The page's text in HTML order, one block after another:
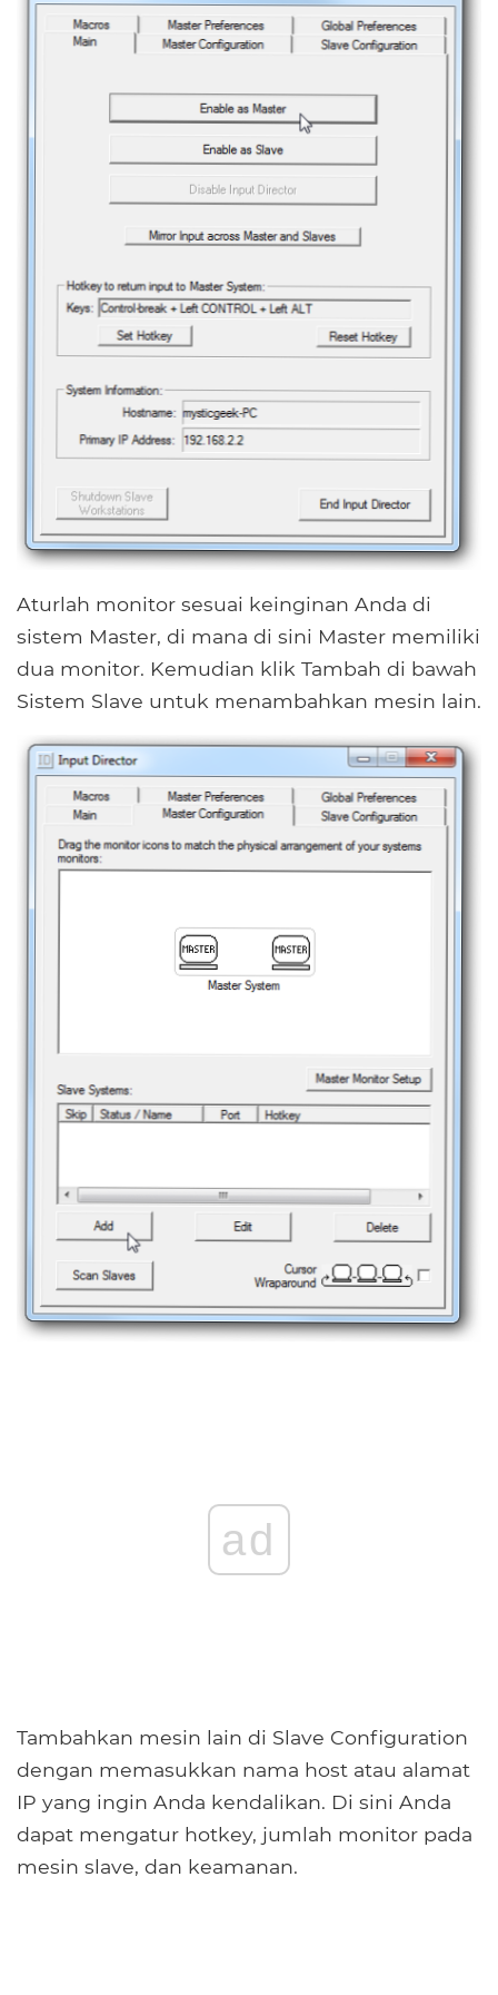
Aturlah monitor sesuai keinginan Anda di
sistem Master, di mana di sini Master memiliki
dua monitor. Kemudian klik Tambah di bawah
Sistem Slave untuk menambahkan mesin lain.
ad
Tambahkan mesin lain di Slave Configuration
dengan memasukkan nama host atau alamat
IP yang ingin Anda kendalikan. Di sini Anda
dapat mengatur hotkey, jumlah monitor pada
mesin slave, dan keamanan.